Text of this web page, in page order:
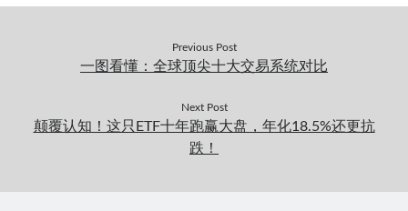
Previous Post
一图看懂：全球顶尖十大交易系统对比
Next Post
颠覆认知！这只ETF十年跑赢大盘，年化18.5%还更抗
跌！